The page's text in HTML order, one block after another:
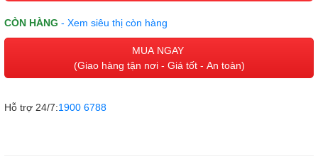
CÒN HÀNG - Xem siêu thị còn hàng
MUA NGAY
(Giao hàng tận nơi - Giá tốt - An toàn)
Hỗ trợ 24/7:1900 6788